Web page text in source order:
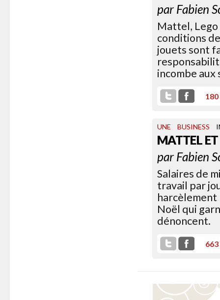
par Fabien
Mattel,
conditions
jouets sont
incombe
180
UNE BUSINESS
MATTEL
par Fabien
Salaires de
travail par
harcèlement
Noël qui
dénoncent.
663